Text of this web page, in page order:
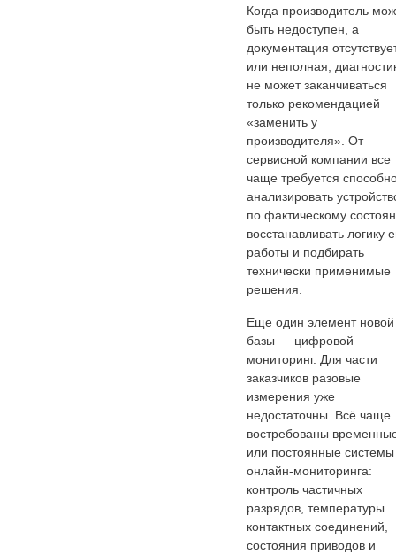
Когда производитель
быть недоступен, а
документация
или неполная,
не может заканчиваться
только рекомендацией
«заменить у
производителя». От
сервисной компании все
чаще требуется
анализировать
по фактическому
восстанавливать логику
работы и подбирать
технически применимые
решения.
Еще один элемент новой
базы — цифровой
мониторинг. Для части
заказчиков разовые
измерения уже
недостаточны. Всё чаще
востребованы
или постоянные системы
онлайн-мониторинга:
контроль частичных
разрядов, температуры
контактных соединений,
состояния приводов и